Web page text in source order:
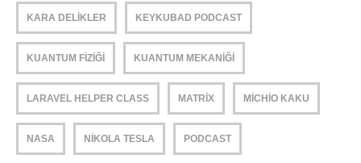
KARA DELIKLER KEYKUBAD PODCAST
KUANTUM FIZIĞI KUANTUM MEKANIĞI
LARAVEL HELPER CLASS MATRIX MICHIO KAKU
NASA NIKOLA TESLA PODCAST